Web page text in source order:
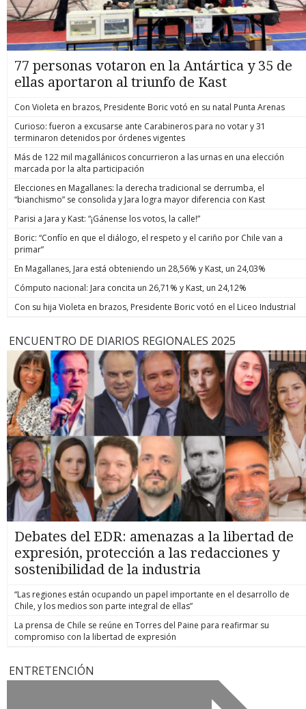
77 personas votaron en la Antártica y 35 de
ellas aportaron al triunfo de Kast
Con Violeta en brazos, Presidente Boric votó en su natal Punta Arenas
Curioso: fueron a excusarse ante Carabineros para no votar y 31
terminaron detenidos por órdenes vigentes
Más de 122 mil magallánicos concurrieron a las urnas en una elección
marcada por la alta participación
Elecciones en Magallanes: la derecha tradicional se derrumba, el
“bianchismo” se consolida y Jara logra mayor diferencia con Kast
Parisi a Jara y Kast: “¡Gánense los votos, la calle!”
Boric: “Confío en que el diálogo, el respeto y el cariño por Chile van a
primar”
En Magallanes, Jara está obteniendo un 28,56% y Kast, un 24,03%
Cómputo nacional: Jara concita un 26,71% y Kast, un 24,12%
Con su hija Violeta en brazos, Presidente Boric votó en el Liceo Industrial
ENCUENTRO DE DIARIOS REGIONALES 2025
Debates del EDR: amenazas a la libertad de
expresión, protección a las redacciones y
sostenibilidad de la industria
“Las regiones están ocupando un papel importante en el desarrollo de
Chile, y los medios son parte integral de ellas”
La prensa de Chile se reúne en Torres del Paine para reafirmar su
compromiso con la libertad de expresión
ENTRETENCIÓN